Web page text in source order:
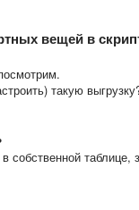
вещей в
такую
собственной